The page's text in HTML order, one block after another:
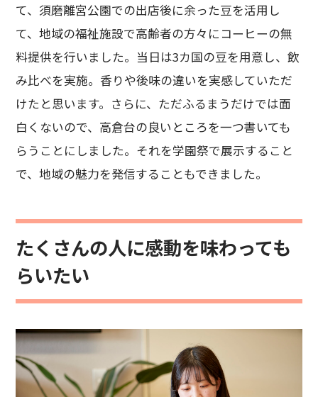
て、須磨離宮公園での出店後に余った豆を活用し
て、地域の福祉施設で高齢者の方々にコーヒーの無
料提供を行いました。当日は3カ国の豆を用意し、飲
み比べを実施。香りや後味の違いを実感していただ
けたと思います。さらに、ただふるまうだけでは面
白くないので、高倉台の良いところを一つ書いても
らうことにしました。それを学園祭で展示すること
で、地域の魅力を発信することもできました。
たくさんの人に感動を味わっても
らいたい